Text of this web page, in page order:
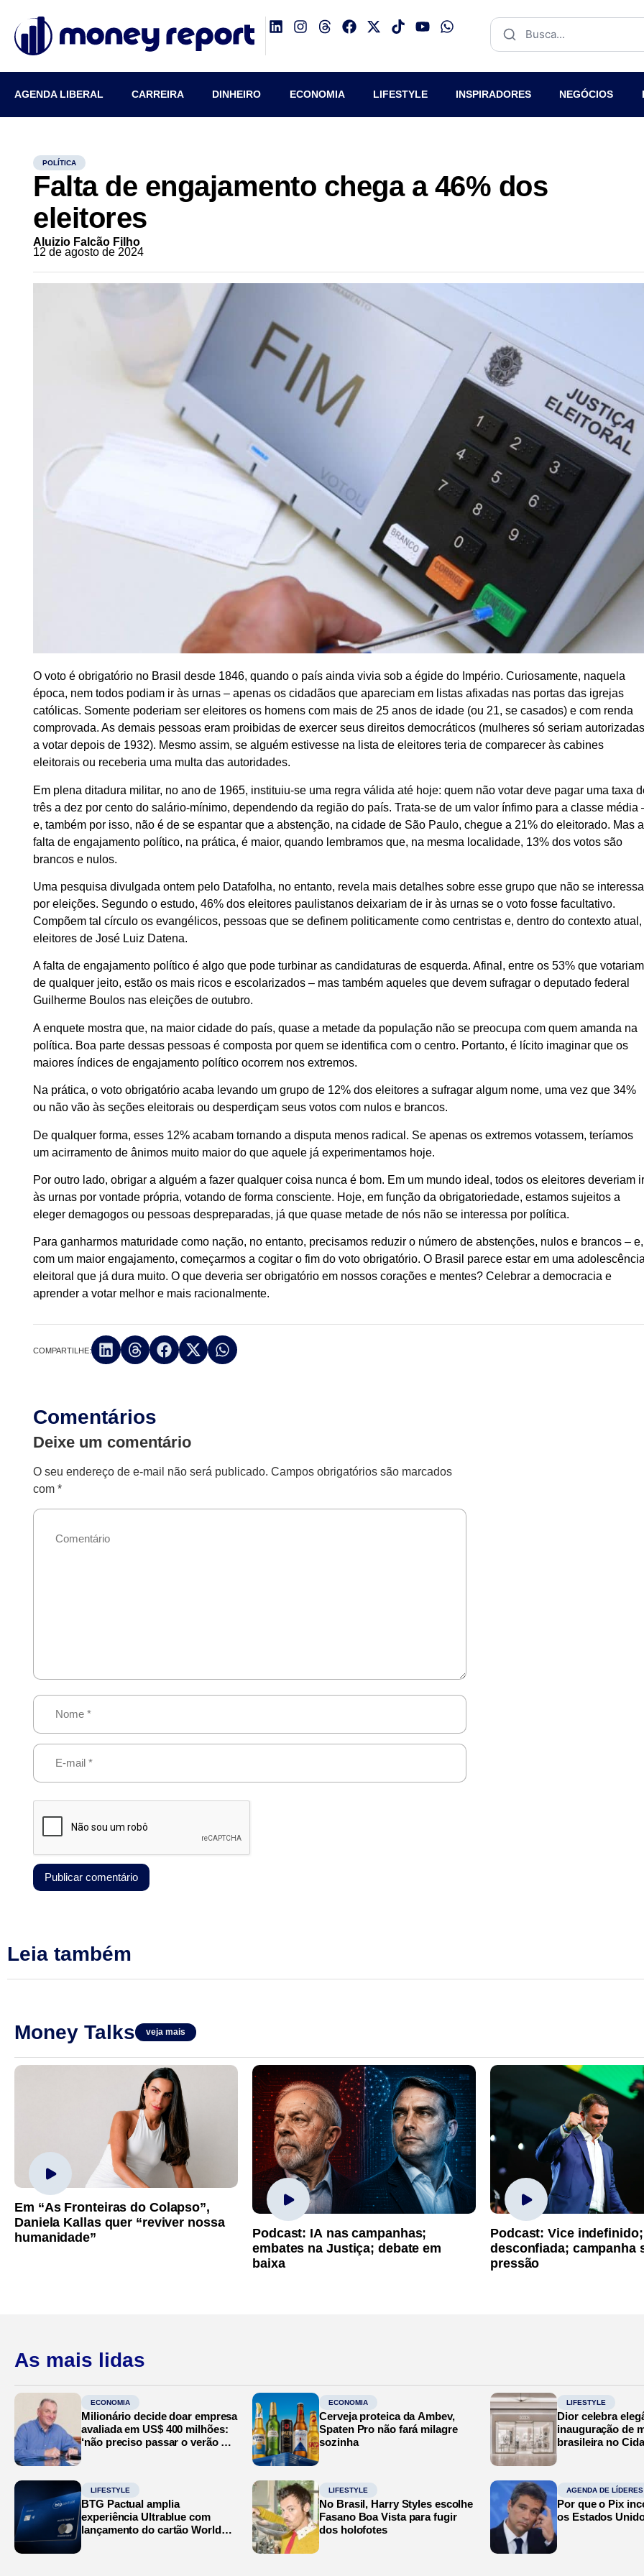
AGENDA LIBERAL CARREIRA DINHEIRO ECONOMIA LIFESTYLE INSPIRADORES NEGÓCIOS
POLÍTICA
Falta de engajamento chega a 46% dos
eleitores
Aluizio Falcão Filho
12 de agosto de 2024
O voto é obrigatório no Brasil desde 1846, quando o país ainda vivia sob a égide do Império. Curiosamente, naquela
época, nem todos podiam ir às urnas – apenas os cidadãos que apareciam em listas afixadas nas portas das igrejas
católicas. Somente poderiam ser eleitores os homens com mais de 25 anos de idade (ou 21, se casados) e com renda
comprovada. As demais pessoas eram proibidas de exercer seus direitos democráticos (mulheres só seriam autorizadas
a votar depois de 1932). Mesmo assim, se alguém estivesse na lista de eleitores teria de comparecer às cabines
eleitorais ou receberia uma multa das autoridades.
Em plena ditadura militar, no ano de 1965, instituiu-se uma regra válida até hoje: quem não votar deve pagar uma taxa
três a dez por cento do salário-mínimo, dependendo da região do país. Trata-se de um valor ínfimo para a classe média
e, também por isso, não é de se espantar que a abstenção, na cidade de São Paulo, chegue a 21% do eleitorado. Mas a
falta de engajamento político, na prática, é maior, quando lembramos que, na mesma localidade, 13% dos votos são
brancos e nulos.
Uma pesquisa divulgada ontem pelo Datafolha, no entanto, revela mais detalhes sobre esse grupo que não se interessa
por eleições. Segundo o estudo, 46% dos eleitores paulistanos deixariam de ir às urnas se o voto fosse facultativo.
Compõem tal círculo os evangélicos, pessoas que se definem politicamente como centristas e, dentro do contexto atual,
eleitores de José Luiz Datena.
A falta de engajamento político é algo que pode turbinar as candidaturas de esquerda. Afinal, entre os 53% que votariam
de qualquer jeito, estão os mais ricos e escolarizados – mas também aqueles que devem sufragar o deputado federal
Guilherme Boulos nas eleições de outubro.
A enquete mostra que, na maior cidade do país, quase a metade da população não se preocupa com quem amanda na
política. Boa parte dessas pessoas é composta por quem se identifica com o centro. Portanto, é lícito imaginar que os
maiores índices de engajamento político ocorrem nos extremos.
Na prática, o voto obrigatório acaba levando um grupo de 12% dos eleitores a sufragar algum nome, uma vez que 34%
ou não vão às seções eleitorais ou desperdiçam seus votos com nulos e brancos.
De qualquer forma, esses 12% acabam tornando a disputa menos radical. Se apenas os extremos votassem, teríamos
um acirramento de ânimos muito maior do que aquele já experimentamos hoje.
Por outro lado, obrigar a alguém a fazer qualquer coisa nunca é bom. Em um mundo ideal, todos os eleitores deveriam ir
às urnas por vontade própria, votando de forma consciente. Hoje, em função da obrigatoriedade, estamos sujeitos a
eleger demagogos ou pessoas despreparadas, já que quase metade de nós não se interessa por política.
Para ganharmos maturidade como nação, no entanto, precisamos reduzir o número de abstenções, nulos e brancos – e,
com um maior engajamento, começarmos a cogitar o fim do voto obrigatório. O Brasil parece estar em uma adolescência
eleitoral que já dura muito. O que deveria ser obrigatório em nossos corações e mentes? Celebrar a democracia e
aprender a votar melhor e mais racionalmente.
COMPARTILHE:
Comentários
Deixe um comentário
O seu endereço de e-mail não será publicado. Campos obrigatórios são marcados
com*
Leia também
Money Talks veja mais
Em “As Fronteiras do Colapso”,
Daniela Kallas quer “reviver nossa
humanidade”
Podcast: IA nas campanhas;
embates na Justiça; debate em
baixa
Podcast: Vice
desconfiada; campanha
pressão
As mais lidas
ECONOMIA
Milionário decide doar empresa
avaliada em US$ 400 milhões:
‘não preciso passar o verão no
ECONOMIA
Cerveja proteica da Ambev,
Spaten Pro não fará milagre
sozinha
LIFESTYLE
Dior celebra
inauguração de
brasileira no
LIFESTYLE
BTG Pactual amplia
experiência Ultrablue com
lançamento do cartão World
LIFESTYLE
No Brasil, Harry Styles escolhe
Fasano Boa Vista para fugir
dos holofotes
AGENDA DE LÍDERES
Por que o Pix
os Estados